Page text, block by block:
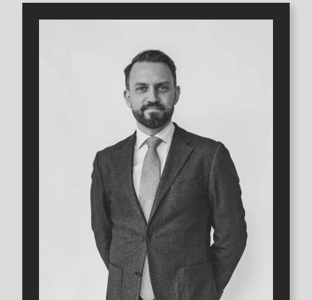
lägenheten finns mycket att vila ögonen på.
takterrasser och en fint anlagd innergård med grill och
uteplatser att nyttja för de boende.
Bostaden är verkligen smart planerad med sköna sociala
ytor där kök och allrum är i öppen och luftig planlösning
tillsammans med den trevliga balkongen. Det är här man
Två bra sovrum erbjuds också, separerade av det
helkaklade och fräscha badrummet med tvättmöjligheter.
Båda sovrummen har bra inbyggd förvaring via
Detta är en verkligt smart planerad och ljus bostad på ett
kanonläge i Helsingborgs nya stadsdel Oceanhamnen,
som dessutom erbjuder en fantastisk utsikt över staden!
Varmt välkommen att boka tid för visning med mäklare
Andreas Schultz via andreas@3etage.se eller 0735-